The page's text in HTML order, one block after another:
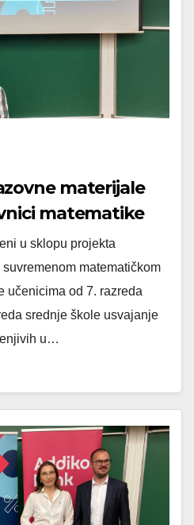
materijale
matematike
financijskoj
u sklopu projekta
matematičkom
učenicima od 7. razreda
srednje škole usvajanje
u…